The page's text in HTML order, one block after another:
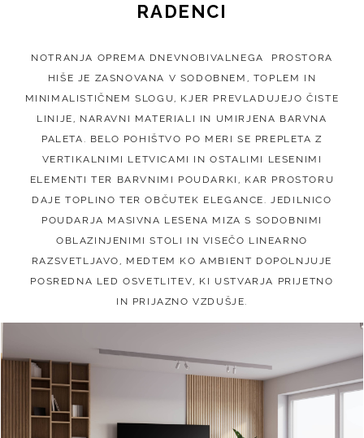
RADENCI
NOTRANJA OPREMA DNEVNOBIVALNEGA PROSTORA
HIŠE JE ZASNOVANA V SODOBNEM, TOPLEM IN
MINIMALISTIČNEM SLOGU, KJER PREVLADUJEJO ČISTE
LINIJE, NARAVNI MATERIALI IN UMIRJENA BARVNA
PALETA. BELO POHIŠTVO PO MERI SE PREPLETA Z
VERTIKALNIMI LETVICAMI IN OSTALIMI LESENIMI
ELEMENTI TER BARVNIMI POUDARKI, KAR PROSTORU
DAJE TOPLINO TER OBČUTEK ELEGANCE.JEDILNICO
POUDARJA MASIVNA LESENA MIZA S SODOBNIMI
OBLAZINJENIMI STOLI IN VISEČO LINEARNO
RAZSVETLJAVO, MEDTEM KO AMBIENT DOPOLNJUJE
POSREDNA LED OSVETLITEV, KI USTVARJA PRIJETNO
IN PRIJAZNO VZDUŠJE.